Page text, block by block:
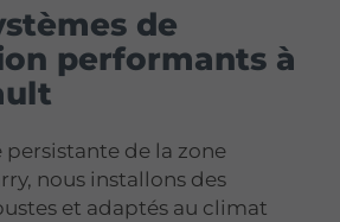
de
performants à
de la zone
nous installons des
et adaptés au climat